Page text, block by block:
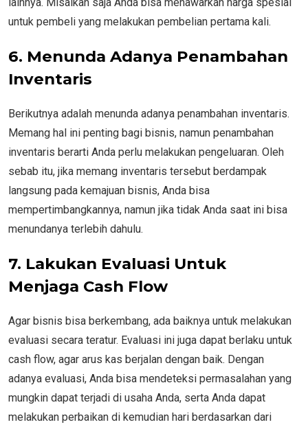
lainnya. Misalkan saja Anda bisa menawarkan harga spesial
untuk pembeli yang melakukan pembelian pertama kali.
6. Menunda Adanya Penambahan
Inventaris
Berikutnya adalah menunda adanya penambahan inventaris.
Memang hal ini penting bagi bisnis, namun penambahan
inventaris berarti Anda perlu melakukan pengeluaran. Oleh
sebab itu, jika memang inventaris tersebut berdampak
langsung pada kemajuan bisnis, Anda bisa
mempertimbangkannya, namun jika tidak Anda saat ini bisa
menundanya terlebih dahulu.
7. Lakukan Evaluasi Untuk
Menjaga Cash Flow
Agar bisnis bisa berkembang, ada baiknya untuk melakukan
evaluasi secara teratur. Evaluasi ini juga dapat berlaku untuk
cash flow, agar arus kas berjalan dengan baik. Dengan
adanya evaluasi, Anda bisa mendeteksi permasalahan yang
mungkin dapat terjadi di usaha Anda, serta Anda dapat
melakukan perbaikan di kemudian hari berdasarkan dari